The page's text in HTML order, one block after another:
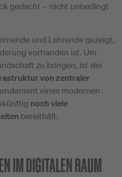
gedacht – nicht unbedingt
und Lehrende gezeigt,
vorhanden ist. Um
zu bringen, ist der
von zentraler
eines modernen
noch viele
bereithält.
IM DIGITALEN RAUM